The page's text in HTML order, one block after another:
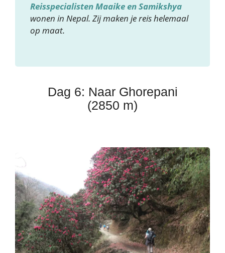
Reisspecialisten Maaike en Samikshya
wonen in Nepal. Zij maken je reis helemaal
op maat.
Dag 6: Naar Ghorepani
(2850 m)